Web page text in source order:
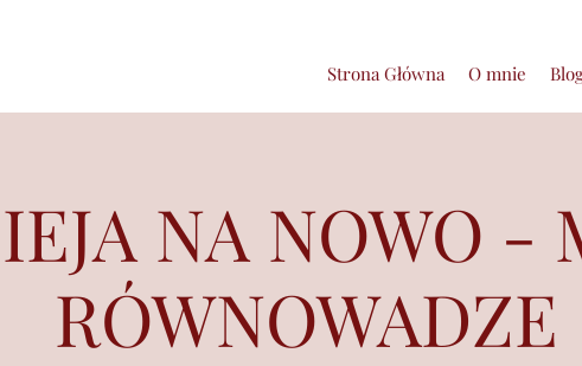
Strona Główna O mnie
NA NOWO -
RÓWNOWADZE